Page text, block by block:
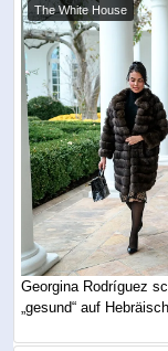
The White House
Georgina Rodríguez
„gesund“ auf